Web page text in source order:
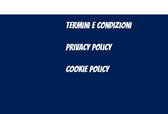
Termini e Condizioni
Privacy Policy
Cookie Policy